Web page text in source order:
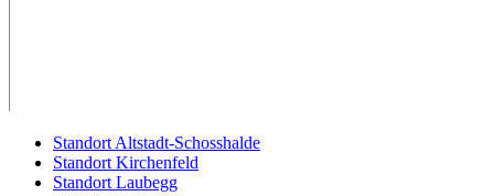
Standort Altstadt-Schosshalde
Standort Kirchenfeld
Standort Laubegg